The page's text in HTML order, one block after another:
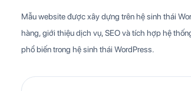
Mẫu website được xây dựng trên hệ sinh thái
hàng, giới thiệu dịch vụ, SEO và tích hợp hệ
phổ biến trong hệ sinh thái WordPress.